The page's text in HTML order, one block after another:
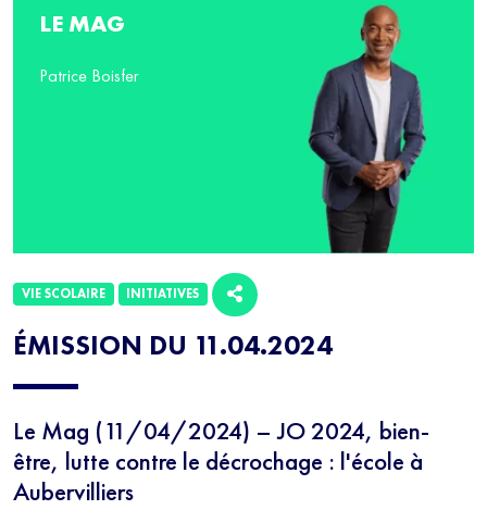
ÉMISSION DU 11.04.2024
Le Mag (11/04/2024) – JO 2024, bien-
être, lutte contre le décrochage : l'école à
Aubervilliers
VIE SCOLAIRE INITIATIVES
LE MAG
Patrice Boisfer